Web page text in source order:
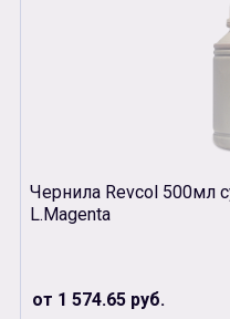
Чернила Revcol 500мл
L.Magenta
от 1 574.65 руб.